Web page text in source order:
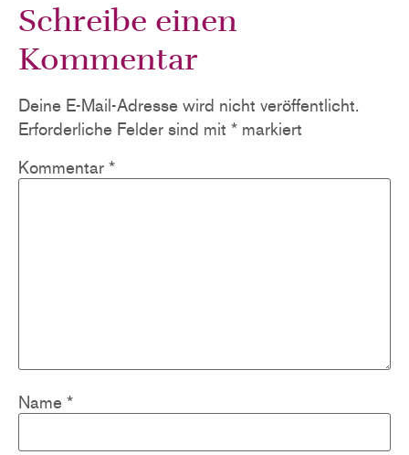
Schreibe einen
Kommentar
Deine E-Mail-Adresse wird nicht veröffentlicht.
Erforderliche Felder sind mit * markiert
Kommentar *
Name *